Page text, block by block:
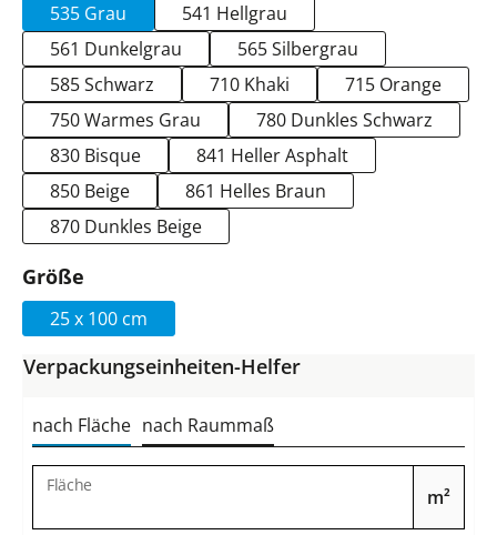
535 Grau
541 Hellgrau
561 Dunkelgrau
565 Silbergrau
585 Schwarz
710 Khaki
715 Orange
750 Warmes Grau
780 Dunkles Schwarz
830 Bisque
841 Heller Asphalt
850 Beige
861 Helles Braun
870 Dunkles Beige
Größe
25 x 100 cm
Verpackungseinheiten-Helfer
nach Fläche nach Raummaß
Fläche
m²